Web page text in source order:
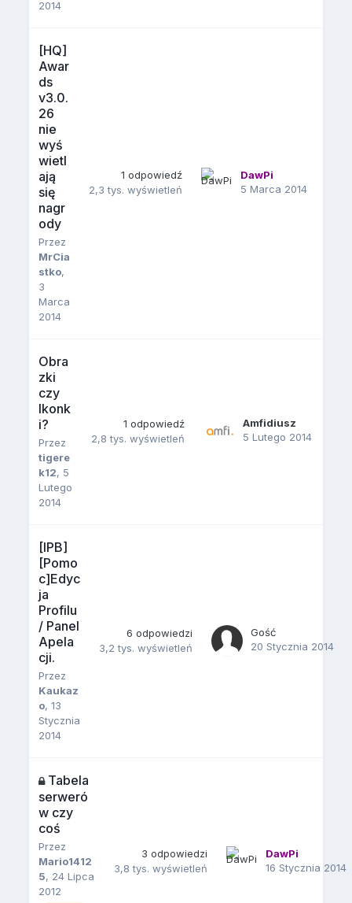
2014
[HQ]
Awar
ds
v3.0.
26
nie
wyś
wietl
ają
się
nagr
ody
Przez
MrCia
stko,
3
Marca
2014
1 odpowiedź
2,3 tys. wyświetleń
DawPi
5 Marca 2014
Obra
zki
czy
Ikonk
i?
Przez
tigere
k12, 5
Lutego
2014
1 odpowiedź
2,8 tys. wyświetleń
Amfidiusz
5 Lutego 2014
[IPB]
[Pomo
c]Edyc
ja
Profilu
/ Panel
Apela
cji.
Przez
Kaukaz
o,13
Stycznia
2014
6 odpowiedzi
3,2 tys. wyświetleń
Gość
20 Stycznia 2014
Tabela
serweró
w czy
coś
Przez
Mario1412
5, 24 Lipca
2012
3 odpowiedzi
3,8 tys. wyświetleń
DawPi
16 Stycznia 2014